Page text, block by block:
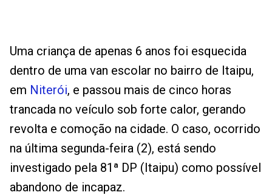
Uma criança de apenas 6 anos foi esquecida
dentro de uma van escolar no bairro de Itaipu,
em Niterói, e passou mais de cinco horas
trancada no veículo sob forte calor, gerando
revolta e comoção na cidade. O caso, ocorrido
na última segunda-feira (2), está sendo
investigado pela 81ª DP (Itaipu) como possível
abandono de incapaz.